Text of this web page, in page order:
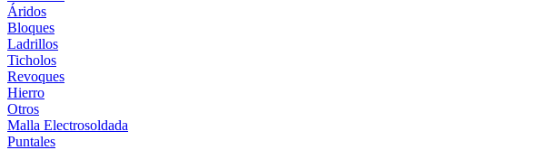
Áridos
Bloques
Ladrillos
Ticholos
Revoques
Hierro
Otros
Malla Electrosoldada
Puntales